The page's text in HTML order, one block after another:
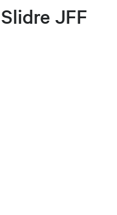
JFF